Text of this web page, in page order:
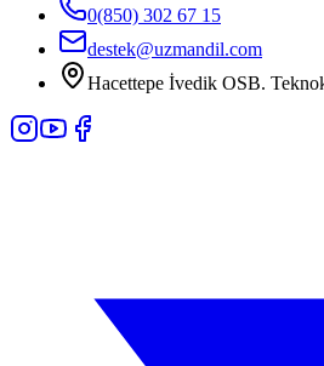
0(850) 302 67 15
destek@uzmandil.com
Hacettepe İvedik OSB.